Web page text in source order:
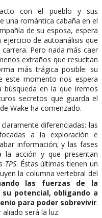
con el pueblo y sus
una romántica cabaña en el
de su esposa, espera
de autoanálisis que
Pero nada más caer
extraños que resucitan
más trágica posible: su
este momento nos espera
en la que iremos
secretos que guarda el
Wake ha comenzado.
diferenciadas: las
a la exploración e
información; y las fases
la acción y que presentan
TPS. Éstas últimas tienen un
la columna vertebral del
las fuerzas de la
potencial, obligando a
para poder sobrevivir.
será la luz.